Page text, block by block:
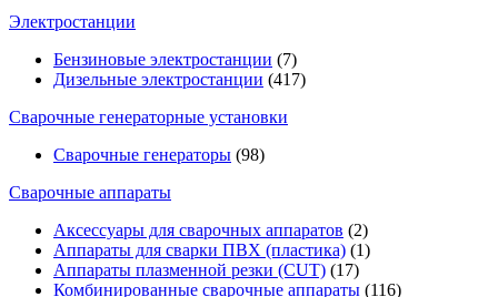
Электростанции
Бензиновые электростанции (7)
Дизельные электростанции (417)
Сварочные генераторные установки
Сварочные генераторы (98)
Сварочные аппараты
Аксессуары для сварочных аппаратов (2)
Аппараты для сварки ПВХ (пластика) (1)
Аппараты плазменной резки (CUT) (17)
Комбинированные сварочные аппараты (116)